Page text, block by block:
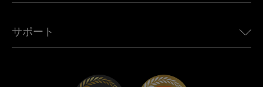
すべての目的地を見る
Mini向けUbigi
Maserati向けUbigi
Ubigiアプリ
アフェリエイトプログラム
サポート
トラブルシューティング